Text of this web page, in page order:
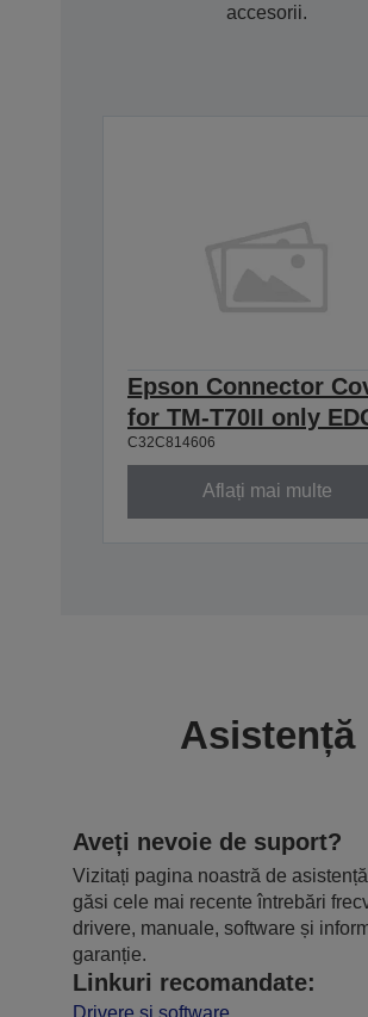
accesorii.
Epson Connector
for TM-T70II only
C32C814606
Aflați mai multe
Asistență
Aveți nevoie de suport?
Vizitați pagina noastră de
găsi cele mai recente întrebări
drivere, manuale, software și
garanție.
Linkuri recomandate:
Drivere și software